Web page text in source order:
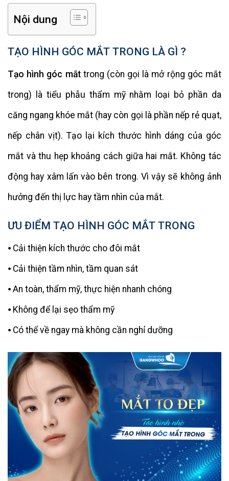
Nội dung
TẠO HÌNH GÓC MẮT TRONG LÀ GÌ ?
Tạo hình góc mắttrong (còn gọi là mở rộng góc mắt
trong) là tiểu phẫu thẩm mỹ nhằm loại bỏ phần da
căng ngang khóe mắt (hay còn gọi là phần nếp rẻ quạt,
nếp chân vịt). Tạo lại kích thước hình dáng của góc
mắt và thu hẹp khoảng cách giữa hai mắt. Không tác
động hay xâm lấn vào bên trong. Vì vậy sẽ không ảnh
hưởng đến thị lực hay tầm nhìn của mắt.
ƯU ĐIỂM TẠO HÌNH GÓC MẮT TRONG
⦁ Cải thiện kích thước cho đôi mắt
⦁ Cải thiện tầm nhìn, tầm quan sát
⦁ An toàn, thẩm mỹ, thực hiện nhanh chóng
⦁ Không để lại sẹo thẩm mỹ
⦁ Có thể về ngay mà không cần nghỉ dưỡng